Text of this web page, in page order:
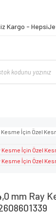
Kargo -
mm Ray